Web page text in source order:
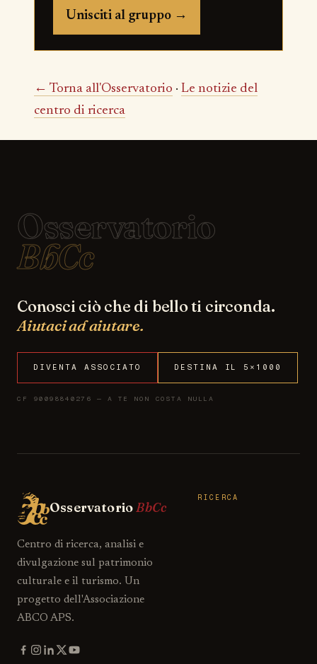
Unisciti al gruppo →
← Torna all'Osservatorio · Le notizie del
centro di ricerca
Osservatorio
BbCc
Conosci ciò che di bello ti circonda.
Aiutaci ad aiutare.
DIVENTA ASSOCIATO DESTINA IL 5×1000
CF 90098840276 — A TE NON COSTA NULLA
OsservatorioBbCc
Centro di ricerca, analisi e
divulgazione sul patrimonio
culturale e il turismo. Un
progetto dell'Associazione
ABCO APS.
RICERCA